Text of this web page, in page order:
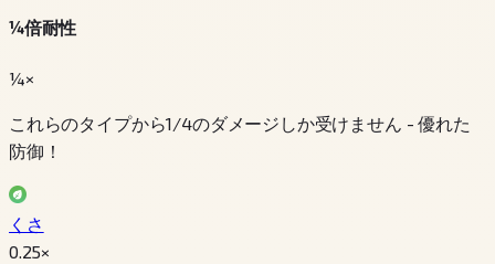
¼倍耐性
¼×
これらのタイプから1/4のダメージしか受けません - 優れた
防御！
くさ
0.25×